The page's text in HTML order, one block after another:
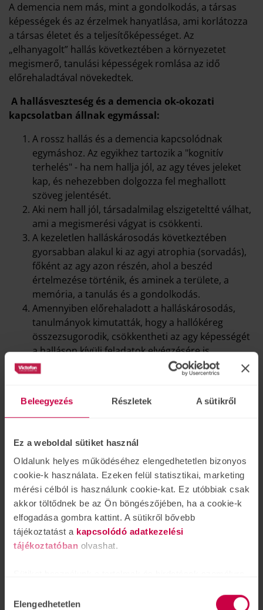
Beleegyezés Részletek A sütikről
Ez a weboldal sütiket használ
Oldalunk helyes működéséhez elengedhetetlen bizonyos
cookie-k használata. Ezeken felül statisztikai, marketing
mérési célból is használunk cookie-kat. Ez utóbbiak csak
akkor töltődnek be az Ön böngészőjében, ha a cookie-k
elfogadása gombra kattint. A sütikről bővebb
tájékoztatást a kapcsolódó adatkezelési
tájékoztatóban olvashat.
valamint weboldalforgalmunk elemzéséhez. Ezenkívül
kiválasztása
Elengedhetetlen
A demencia nem más, mint a gondolkodás, a társas
képességek és az érzelmek hanyatlása, ami korlátozza
a társas életet és a teljesítőképességet. Az
„elhanyagolt” hallás következtében a környezetet
megismerő, tanulási képességek romlása az idő
előrehaladtával növekedtek.
A hallásveszteség és a demencia ok-okozati
kapcsolatban állnak egymással:
A rossz hallás és a demencia kapcsolódnak
egymáshoz. Az egyikhez tartozik a "kognitív
terhelés" - ha nem hallja jól, az agy téves jeleket
kap, és nehezebben dolgozza fel meghallott
szöveg jelentését.
Aki nem hall jól, társadalmilag elszigeteltté válhat,
ami a megismerési vágyat is csökkenti.
A kezeletlen halláskárosodás következtében
gyorsabban alakul ki az agyi atrophia (sorvadás),
főként az agy azon részén, ahol a beszéd
értelmezése történik, és aminek a területe, a
memória, a tanulás és a gondolkodás.
Amennyiben előrehaladott a halláskárosodás,
tanulmányok kimutatták, hogy a hallókéreg
összezsugorodik, csökkentheti az agy képességét
a halláson kívüli feladatok elvégzésére is.
A rendszeres szűrőprogramok hatékonyságát az
ifjabb és idősebb felnőttek hallása szempontjából
rendszeres szűrővizsgálatokat, melyek olyan
egészségi problémákat tárhatnak fel, aminek a
hanyatlásának kockázatát és a javítja az
életminőséget.*
Vegyen részt ingyenes és teljes körű hallásvizsgálaton
és előzze meg a bajt!
Jelentkezzen most pár perc alatt